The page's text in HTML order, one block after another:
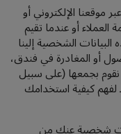
موقعنا الإلكتروني أو
أو عندما تقيم
الشخصية إلينا
أو المغادرة في فندق،
نقوم بجمعها (على سبيل
لفهم كيفية استخدامك